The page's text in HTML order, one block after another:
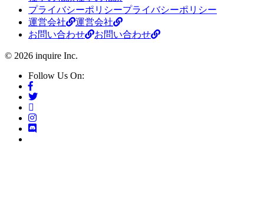
プライバシーポリシープライバシーポリシー
運営会社
運営会社
お問い合わせ
お問い合わせ
© 2026 inquire Inc.
Follow Us On: